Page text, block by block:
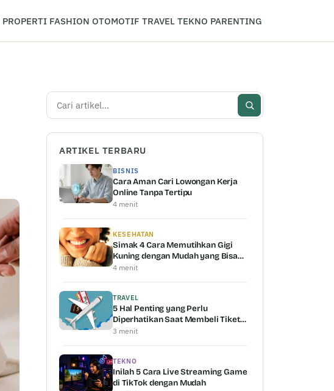
PROPERTI FASHION OTOMOTIF TRAVEL TEKNO PARENTING
Cari
ARTIKEL TERBARU
BISNIS
Cara Aman Cari Lowongan Kerja
Online Tanpa Tertipu
4 menit
KESEHATAN
Simak 4 Cara Memutihkan Gigi
Kuning dengan Mudah yang Bisa
Kamu Coba
4 menit
TRAVEL
5 Hal Penting yang Perlu
Diperhatikan Saat Membeli Tiket
Pesawat
3 menit
TEKNO
Inilah 5 Cara Live Streaming Game
di TikTok dengan Mudah